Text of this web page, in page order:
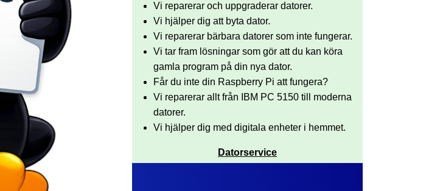
Vi reparerar och uppgraderar datorer.
Vi hjälper dig att byta dator.
Vi reparerar bärbara datorer som inte fungerar.
Vi tar fram lösningar som gör att du kan köra
gamla program på din nya dator.
Får du inte din Raspberry Pi att fungera?
Vi reparerar allt från IBM PC 5150 till moderna
datorer.
Vi hjälper dig med digitala enheter i hemmet.
Datorservice